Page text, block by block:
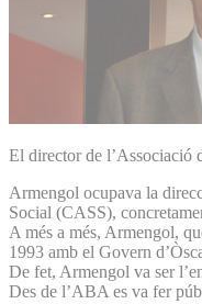
El director de l’Associació
Armengol ocupava la
Social (CASS),
A més a més, Armengol,
1993 amb el Govern
De fet, Armengol va ser
Des de l’ABA es va fer